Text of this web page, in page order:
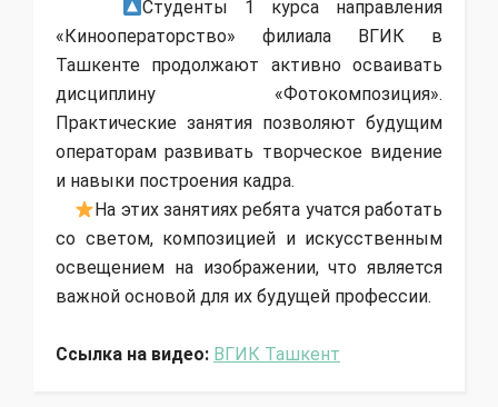
Студенты 1 курса направления
«Кинооператорство» филиала ВГИК в
Ташкенте продолжают активно осваивать
дисциплину «Фотокомпозиция».
Практические занятия позволяют будущим
операторам развивать творческое видение
и навыки построения кадра.
На этих занятиях ребята учатся работать
со светом, композицией и искусственным
освещением на изображении, что является
важной основой для их будущей профессии.
Ссылка на видео: ВГИК Ташкент